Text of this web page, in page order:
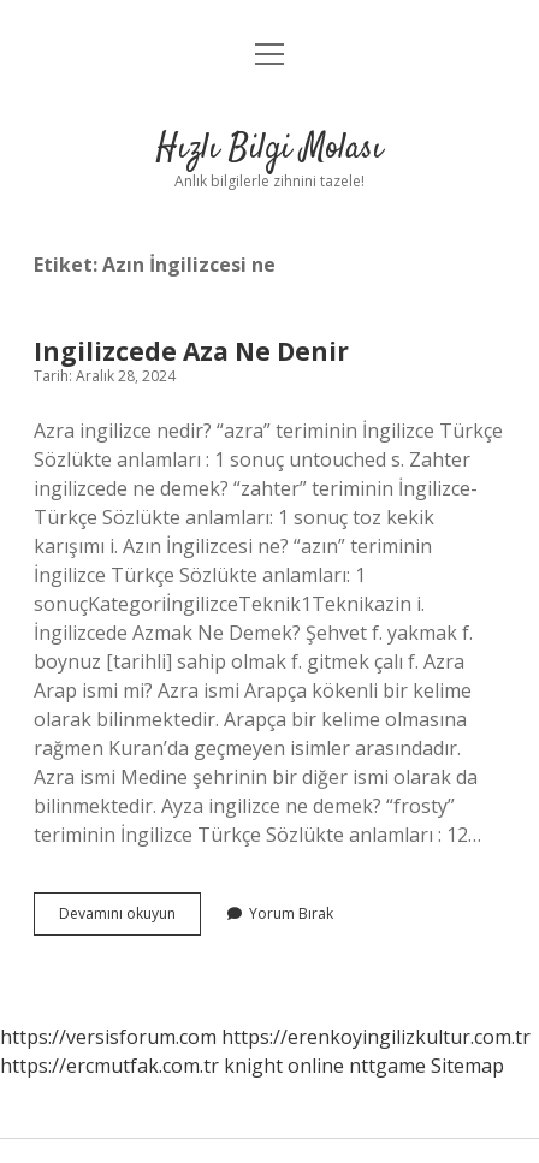
Anasayfa
Yasal Uyarı
menüyü
Hızlı Bilgi Molası
Anlık bilgilerle zihnini tazele!
Etiket:Azın İngilizcesi ne
Ingilizcede Aza Ne Denir
Tarih: Aralık 28, 2024
Azra ingilizce nedir? “azra” teriminin İngilizce Türkçe
Sözlükte anlamları : 1 sonuç untouched s. Zahter
ingilizcede ne demek? “zahter” teriminin İngilizce-
Türkçe Sözlükte anlamları: 1 sonuç toz kekik
karışımı i. Azın İngilizcesi ne? “azın” teriminin
İngilizce Türkçe Sözlükte anlamları: 1
sonuçKategoriİngilizceTeknik1Teknikazin i.
İngilizcede Azmak Ne Demek? Şehvet f. yakmak f.
boynuz [tarihli] sahip olmak f. gitmek çalı f. Azra
Arap ismi mi? Azra ismi Arapça kökenli bir kelime
olarak bilinmektedir. Arapça bir kelime olmasına
rağmen Kuran’da geçmeyen isimler arasındadır.
Azra ismi Medine şehrinin bir diğer ismi olarak da
bilinmektedir. Ayza ingilizce ne demek? “frosty”
teriminin İngilizce Türkçe Sözlükte anlamları : 12…
Devamını okuyun Ingilizcede
Aza
Yorum Bırak
https://versisforum.com https://erenkoyingilizkultur.com.tr
https://ercmutfak.com.tr knight online nttgame Sitemap